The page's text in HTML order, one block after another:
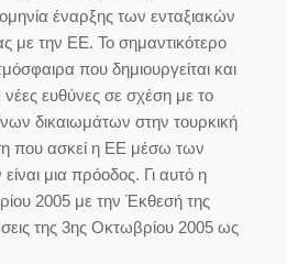
έναρξης των ενταξιακών
με την ΕΕ. Το σημαντικότερο
που δημιουργείται και
ευθύνες σε σχέση με το
δικαιωμάτων στην τουρκική
που ασκεί η ΕΕ μέσω των
μια πρόοδος. Γι αυτό η
2005 με την Έκθεσή της
της 3ης Οκτωβρίου 2005 ως